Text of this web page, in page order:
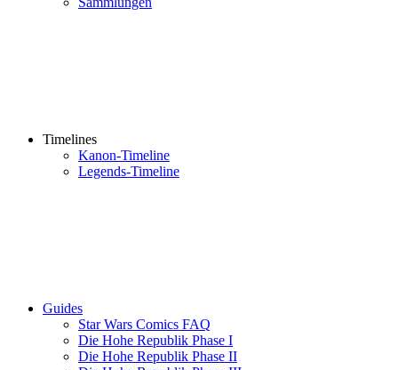
Timelines
Kanon-Timeline
Legends-Timeline
Guides
Star Wars Comics FAQ
Die Hohe Republik Phase I
Die Hohe Republik Phase II